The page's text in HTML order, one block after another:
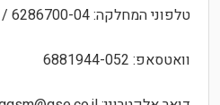
טלפוני המחלקה: 6286700-04 / 6286767-04
וואטסאפ: 6881944-052